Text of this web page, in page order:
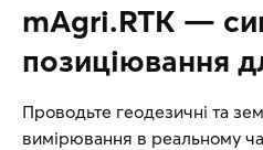
mAgri.RTK —
позиціювання
Проводьте геодезичні та
вимірювання в реальному